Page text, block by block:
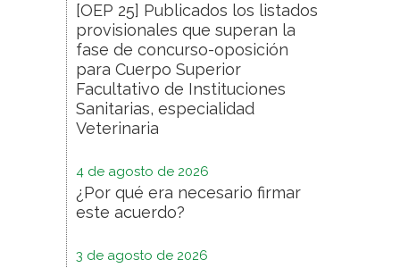
[OEP 25] Publicados los listados
provisionales que superan la
fase de concurso-oposición
para Cuerpo Superior
Facultativo de Instituciones
Sanitarias, especialidad
Veterinaria
4 de agosto de 2026
¿Por qué era necesario firmar
este acuerdo?
3 de agosto de 2026